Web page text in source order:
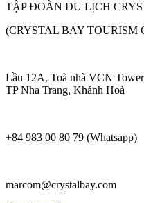
TẬP ĐOÀN DU LỊCH
(CRYSTAL BAY TOURISM
Lầu 12A, Toà nhà VCN
TP Nha Trang, Khánh Hoà
+84 983 00 80 79 (Whatsapp)
marcom@crystalbay.com